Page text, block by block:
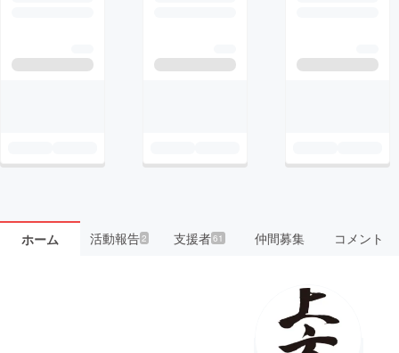
ホーム 活動報告2 支援者61 仲間募集 コメント